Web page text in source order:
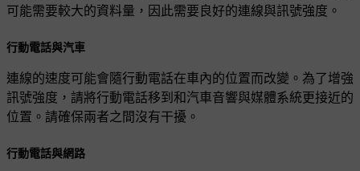
可能需要較大的資料量，因此需要良好的連線與訊號強度。
行動電話與汽車
連線的速度可能會隨行動電話在車內的位置而改變。為了增強
訊號強度，請將行動電話移到和汽車音響與媒體系統更接近的
位置。請確保兩者之間沒有干擾。
行動電話與網路